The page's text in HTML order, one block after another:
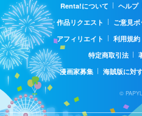
Renta!について ヘルプ
作品リクエスト
ご意見ボ
アフィリエイト
利用規約
特定商取引法
漫画家募集
海賊版に対
©